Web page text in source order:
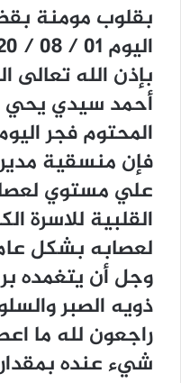
بقلوب مومنة
بإذن الله تعالى
أحمد سيدي يحي
المحتوم فجر
فإن منسقية
علي مستوي
القلبية للاسرة
لعصابه بشكل
وجل أن يتغمده
ذويه الصبر
راجعون لله ما
شيء عنده